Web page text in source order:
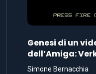
Genesi di un
dell’Amiga:
Simone Bernacchia